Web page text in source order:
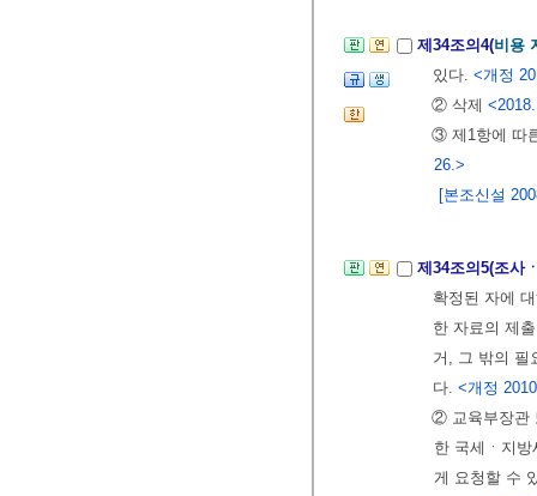
제34조의4(비용
있다. <개정
② 삭제
③ 제1항에 따
26.>
[본조신설
제34조의5(조사
확정된 자에
한 자료의 제
거, 그 밖의 필
다. <개정
② 교육부장관
한 국세ㆍ지
게 요청할 수